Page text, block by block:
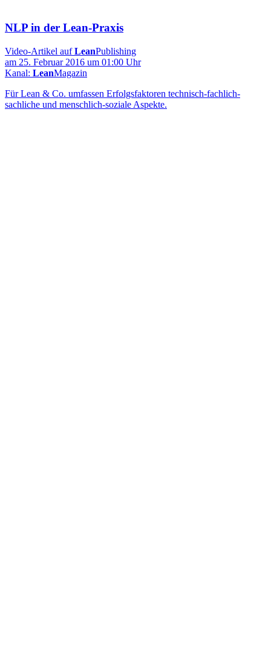
NLP in der Lean-Praxis
Video-Artikel aufLeanPublishing
am 25. Februar 2016 um 01:00 Uhr
Kanal: LeanMagazin
Für Lean & Co. umfassen Erfolgsfaktoren technisch-fachlich-
sachliche und menschlich-soziale Aspekte.